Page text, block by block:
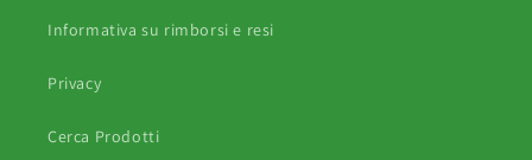
Informativa su rimborsi e resi
Privacy
Cerca Prodotti